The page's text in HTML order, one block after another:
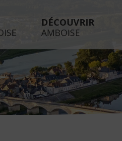
DÉCOUVRIR
AMBOISE